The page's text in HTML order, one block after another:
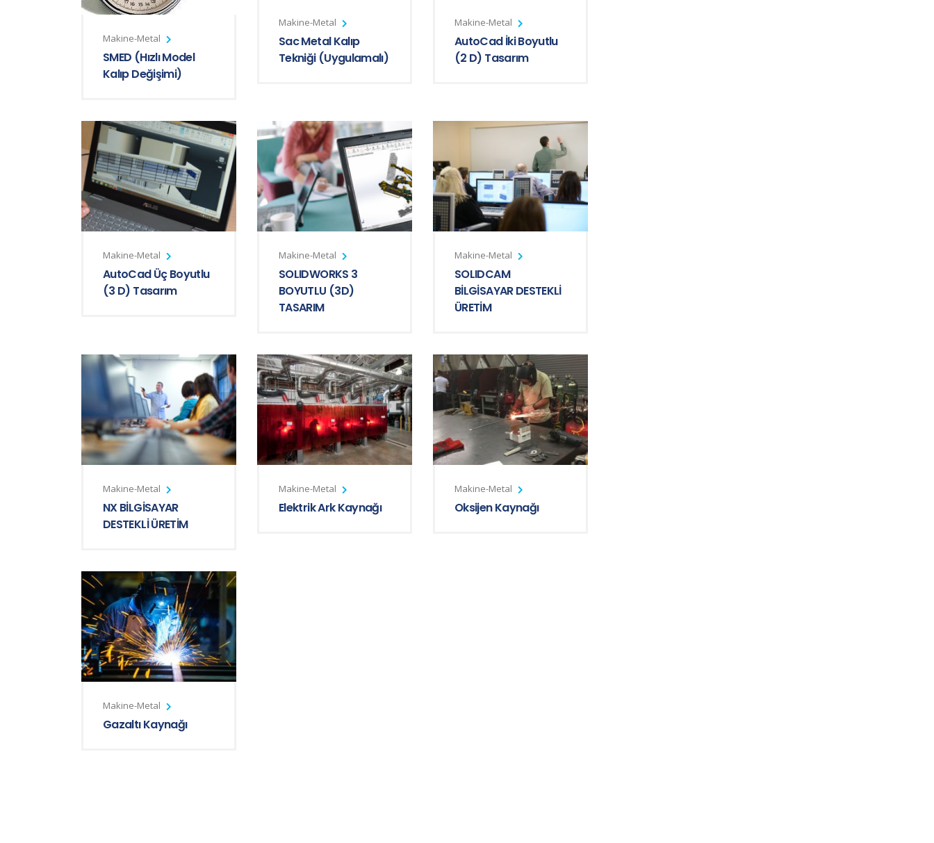
Makine-Metal
SMED (Hızlı Model
Kalıp Değişimi)
Makine-Metal
Sac Metal Kalıp
Tekniği (Uygulamalı)
Makine-Metal
AutoCad İki Boyutlu
(2 D) Tasarım
Makine-Metal
AutoCad Üç Boyutlu
(3 D) Tasarım
Makine-Metal
SOLIDWORKS 3
BOYUTLU (3D)
TASARIM
Makine-Metal
SOLIDCAM
BİLGİSAYAR DESTEKLİ
ÜRETİM
Makine-Metal
NX BİLGİSAYAR
DESTEKLİ ÜRETİM
Makine-Metal
Elektrik Ark Kaynağı
Makine-Metal
Oksijen Kaynağı
Makine-Metal
Gazaltı Kaynağı